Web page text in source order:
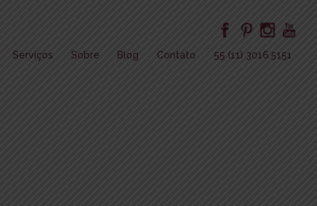
Serviços Sobre Blog Contato 55 (11) 3016.5151